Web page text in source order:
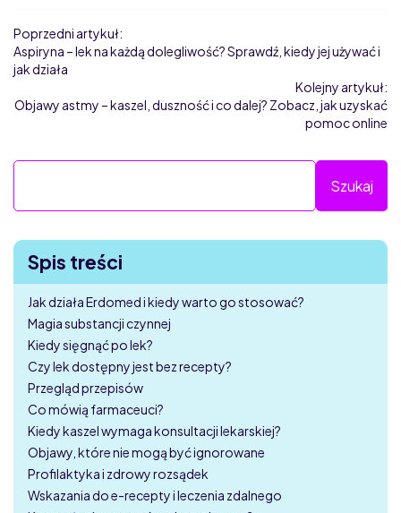
Poprzedni artykuł:
Aspiryna – lek na każdą dolegliwość? Sprawdź, kiedy jej używać i
jak działa
Kolejny artykuł:
Objawy astmy – kaszel, duszność i co dalej? Zobacz, jak uzyskać
pomoc online
Spis treści
Jak działa Erdomed i kiedy warto go stosować?
Magia substancji czynnej
Kiedy sięgnąć po lek?
Czy lek dostępny jest bez recepty?
Przegląd przepisów
Co mówią farmaceuci?
Kiedy kaszel wymaga konsultacji lekarskiej?
Objawy, które nie mogą być ignorowane
Profilaktyka i zdrowy rozsądek
Wskazania do e-recepty i leczenia zdalnego